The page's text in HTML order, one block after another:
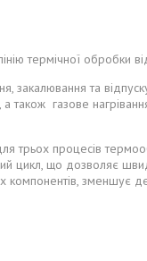
термічної обробки
закалювання та
також газове
трьох процесів
цикл, що дозволяє
компонентів,